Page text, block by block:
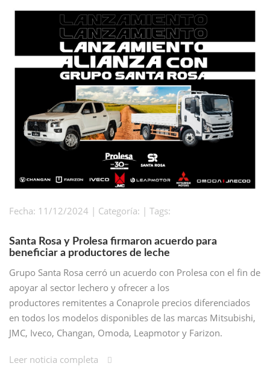
Fecha: 11/12/2024 | Categoría: | Tags:
Santa Rosa y Prolesa firmaron acuerdo para
beneficiar a productores de leche
Grupo Santa Rosa cerró un acuerdo con Prolesa con el fin de
apoyar al sector lechero y ofrecer a los
productores remitentes a Conaprole precios diferenciados
en todos los modelos disponibles de las marcas Mitsubishi,
JMC, Iveco, Changan, Omoda, Leapmotor y Farizon.
Leer noticia completa